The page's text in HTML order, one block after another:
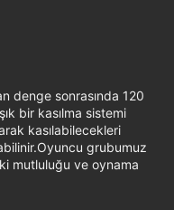
denge sonrasında 120
bir kasılma sistemi
kasılabilecekleri
grubumuz
mutluluğu ve oynama